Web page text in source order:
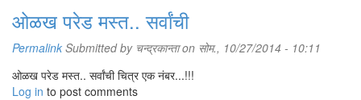
ओळख परेड मस्त.. सर्वांची
Permalink Submitted by चन्द्रकान्ताon सोम., 10/27/2014 - 10:11
ओळख परेड मस्त.. सर्वांची चित्र एक नंबर...!!!
Log in to post comments